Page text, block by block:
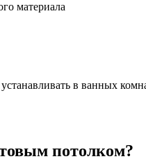
материала
в ванных
потолком?